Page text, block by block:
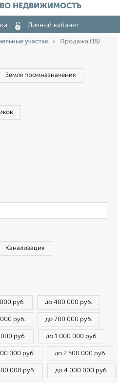
НЕДВИЖИМОСТЬ
Личный кабинет
участки Продажа (15)
Земля промназначения
Канализация
руб. до 400 000 руб.
руб. до 700 000 руб.
руб. до 1 000 000 руб.
000 руб. до 2 500 000 руб.
000 руб. до 4 000 000 руб.